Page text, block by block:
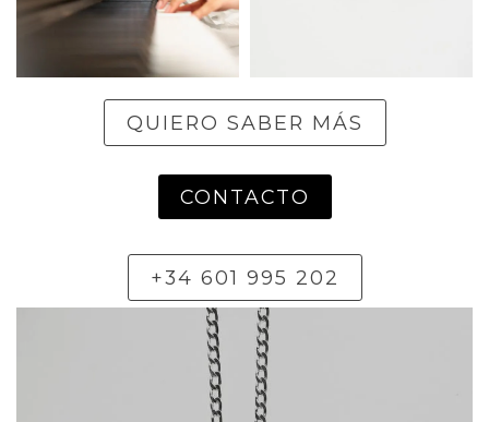
QUIERO SABER MÁS
CONTACTO
+34 601 995 202